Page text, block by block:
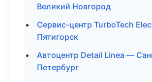
Великий Новгород
Сервис-центр TurboTech
Пятигорск
Автоцентр Detail Linea —
Петербург